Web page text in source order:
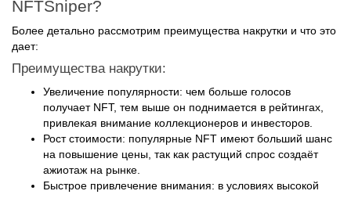
NFTSniper?
Преимущества накрутки:
Увеличение популярности: чем больше голосов
привлекая внимание коллекционеров и инвесторов.
Рост стоимости: популярные NFT имеют больший шанс
ажиотаж на рынке.